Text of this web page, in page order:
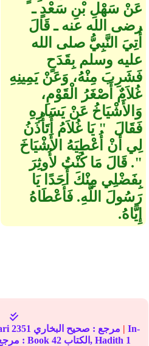
عَنْ سَهْلِ بْنِ سَعْدٍ ـ
رضى الله عنه ـ قَالَ
أُتِيَ النَّبِيُّ صلى الله
عليه وسلم بِقَدَحٍ
فَشَرِبَ مِنْهُ، وَعَنْ يَمِينِهِ
غُلاَمٌ أَصْغَرُ الْقَوْمِ،
وَالأَشْيَاخُ عَنْ يَسَارِهِ
فَقَالَ ‏ "‏ يَا غُلاَمُ أَتَأْذَنُ
لِي أَنْ أُعْطِيَهُ الأَشْيَاخَ
‏"‏‏.‏ قَالَ مَا كُنْتُ لأُوثِرَ
بِفَضْلِي مِنْكَ أَحَدًا يَا
رَسُولَ اللَّهِ‏.‏ فَأَعْطَاهُ
إِيَّاهُ‏.‏
2351 مرجع : صحيح البخاري | In-
book reference مرجع التصنيف : Book 42 الكتاب, Hadith 1